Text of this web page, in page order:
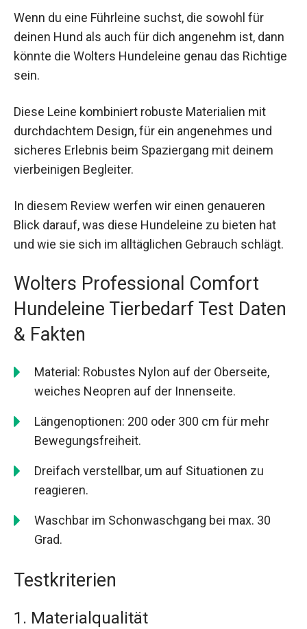
Wenn du eine Führleine suchst, die sowohl für
deinen Hund als auch für dich angenehm ist, dann
könnte die Wolters Hundeleine genau das Richtige
sein.
Diese Leine kombiniert robuste Materialien mit
durchdachtem Design, für ein angenehmes und
sicheres Erlebnis beim Spaziergang mit deinem
vierbeinigen Begleiter.
In diesem Review werfen wir einen genaueren
Blick darauf, was diese Hundeleine zu bieten hat
und wie sie sich im alltäglichen Gebrauch schlägt.
Wolters Professional Comfort
Hundeleine Tierbedarf Test Daten
& Fakten
Material: Robustes Nylon auf der Oberseite,
weiches Neopren auf der Innenseite.
Längenoptionen: 200 oder 300 cm für mehr
Bewegungsfreiheit.
Dreifach verstellbar, um auf Situationen zu
reagieren.
Waschbar im Schonwaschgang bei max. 30
Grad.
Testkriterien
1. Materialqualität